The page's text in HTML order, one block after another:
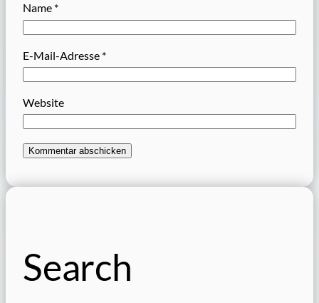
Name *
E-Mail-Adresse *
Website
Search